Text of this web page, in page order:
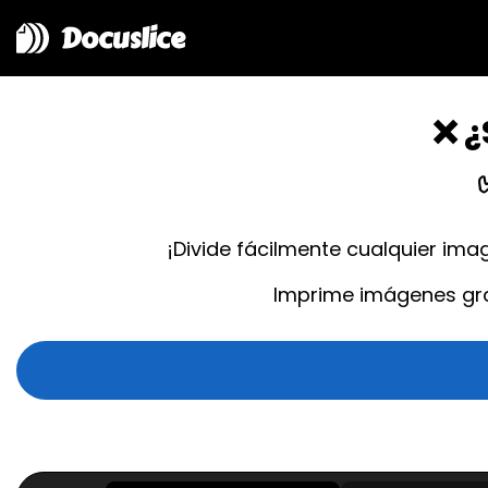
Docuslice
❌
¡Divide fácilmente cualquier
Imprime imágenes